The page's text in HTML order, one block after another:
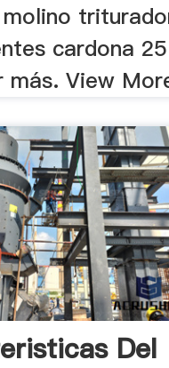
cardona 25
más. View
Del